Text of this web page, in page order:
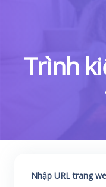
Trình
Nhập URL trang